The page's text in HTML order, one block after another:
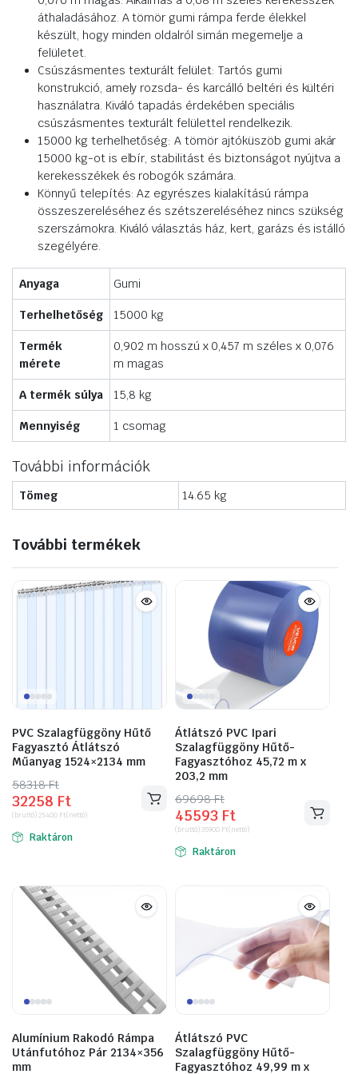
áthaladásához. A tömör gumi rámpa ferde élekkel
készült, hogy minden oldalról simán megemelje a
felületet.
Csúszásmentes texturált felület: Tartós gumi
konstrukció, amely rozsda- és karcálló beltéri és kültéri
használatra. Kiváló tapadás érdekében speciális
csúszásmentes texturált felülettel rendelkezik.
15000 kg terhelhetőség: A tömör ajtóküszöb gumi akár
15000 kg-ot is elbír, stabilitást és biztonságot nyújtva a
kerekesszékek és robogók számára.
Könnyű telepítés: Az egyrészes kialakítású rámpa
összeszereléséhez és szétszereléséhez nincs szükség
szerszámokra. Kiváló választás ház, kert, garázs és istálló
szegélyére.
Anyaga Gumi
Terhelhetőség 15000 kg
Termék
mérete
0,902 m hosszú x 0,457 m széles x 0,076
m magas
A termék súlya 15,8 kg
Mennyiség 1 csomag
További információk
Tömeg 14.65 kg
További termékek
PVC Szalagfüggöny Hűtő
Fagyasztó Átlátszó
Műanyag 1524×2134 mm
58318Ft
Original
price
was:
58318 Ft.
32258 Ft
Current
price
is:
32258 Ft.
(bruttó)25400 Ft(nettó)
Raktáron
Átlátszó PVC Ipari
Szalagfüggöny Hűtő-
Fagyasztóhoz 45,72 m x
203,2 mm
69698Ft
Original
price
was:
69698 Ft.
45593 Ft
Current
price
is:
45593 Ft.
(bruttó)35900 Ft(nettó)
Raktáron
Alumínium Rakodó Rámpa
Utánfutóhoz Pár 2134×356
mm
Átlátszó PVC
Szalagfüggöny Hűtő-
Fagyasztóhoz 49,99 m x